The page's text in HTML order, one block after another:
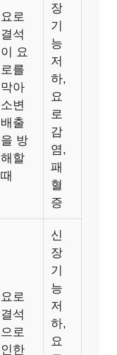
요로
결석
이 요
로를
막아
소변
배출
을 방
해할
때
장
기
능
저
하,
요
로
감
염,
패
혈
증
요로
결석
으로
인한
신
장
기
능
저
하,
요